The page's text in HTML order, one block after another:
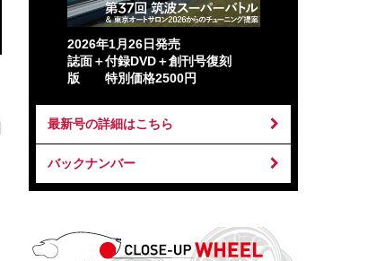
2026年1月26日発売
誌面＋付録DVD＋創刊号復刻
版 特別価格2500円
最新号の詳細はこちら
バックナンバー